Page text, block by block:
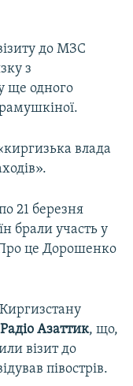
до МЗС
з
ще одного
влада
21 березня
брали участь у
це Дорошенко
Радіо Азаттик, що,
візит до
півострів.